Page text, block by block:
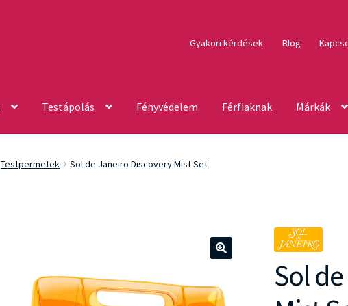
Gyakori kérdések Blog
Testápolás Fényvédelem Férfiaknak Márkák
Testpermetek Sol de Janeiro Discovery Mist Set
Sol